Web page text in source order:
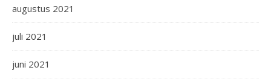
augustus 2021
juli 2021
juni 2021